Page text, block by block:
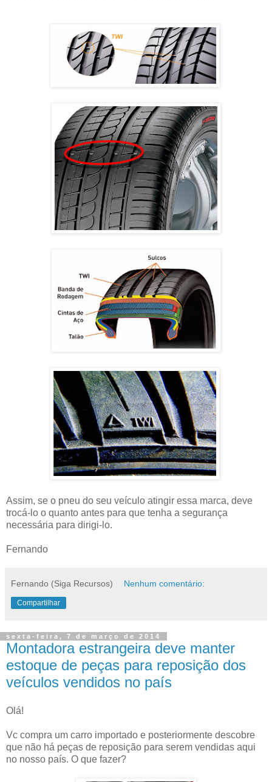
Assim, se o pneu do seu veículo atingir essa marca, deve
trocá-lo o quanto antes para que tenha a segurança
necessária para dirigi-lo.
Fernando
Fernando (Siga Recursos) Nenhum comentário:
Compartilhar
sexta-feira, 7 de março de 2014
Montadora estrangeira deve manter
estoque de peças para reposição dos
veículos vendidos no país
Olá!
Vc compra um carro importado e posteriormente descobre
que não há peças de reposição para serem vendidas aqui
no nosso país. O que fazer?